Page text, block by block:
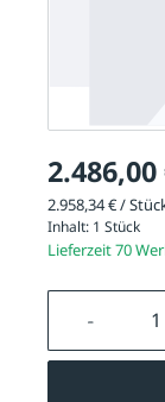
2.486,00
2.958,34 € /
Inhalt: 1 Stück
Lieferzeit 70
Produkt